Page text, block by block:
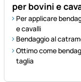
per bovini e
Per applicare
e cavalli
Bendaggio al
Ottimo come
taglia